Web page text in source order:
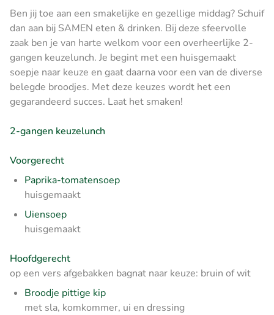
Ben jij toe aan een smakelijke en gezellige middag? Schuif
dan aan bij SAMEN eten & drinken. Bij deze sfeervolle
zaak ben je van harte welkom voor een overheerlijke 2-
gangen keuzelunch. Je begint met een huisgemaakt
soepje naar keuze en gaat daarna voor een van de diverse
belegde broodjes. Met deze keuzes wordt het een
gegarandeerd succes. Laat het smaken!
2-gangen keuzelunch
Voorgerecht
Paprika-tomatensoep
huisgemaakt
Uiensoep
huisgemaakt
Hoofdgerecht
op een vers afgebakken bagnat naar keuze: bruin of wit
Broodje pittige kip
met sla, komkommer, ui en dressing